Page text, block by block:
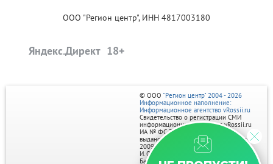
ООО "Регион центр", ИНН 4817003180
Яндекс.Директ
© ООО "Регион центр" 2004 - 2026
Информационное наполнение:
Информационное агентство vRossii.ru
Свидетельство о регистрации СМИ
информационного агентства vRossii.ru
ИА № ФС 77‑35502
выдано РОСКОМНАДЗОРом 04 марта
2009г.
И. О. Главного редактора Нарыков А. Н.
Баннеры на портале размещаются на